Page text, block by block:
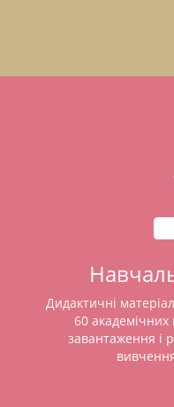
Дидактичні
60
завантаження і